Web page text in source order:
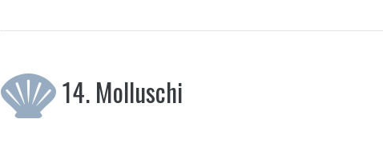
14.Molluschi